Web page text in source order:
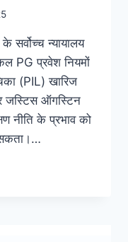
सर्वोच्च न्यायालय
PG प्रवेश नियमों
(PIL) खारिज
जस्टिस ऑगस्टिन
नीति के प्रभाव को